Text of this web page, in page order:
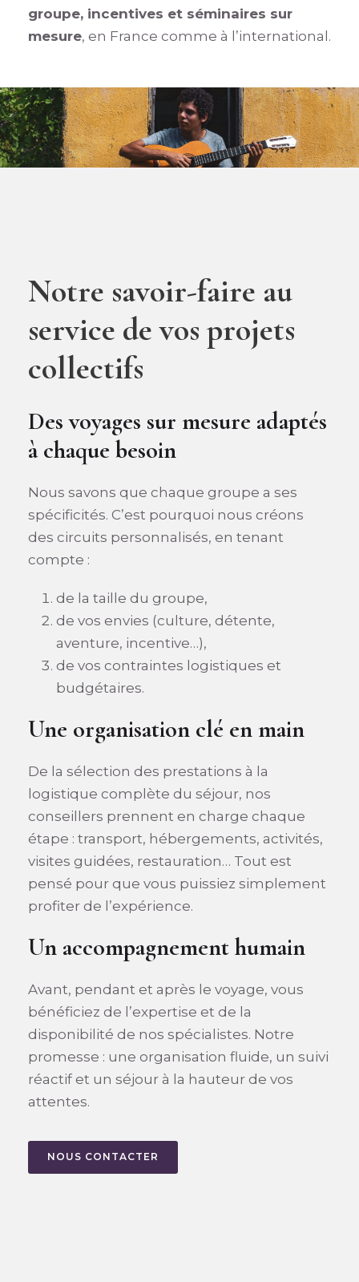
groupe, incentives et séminaires sur
mesure, en France comme à l’international.
Notre savoir-faire au
service de vos projets
collectifs
Des voyages sur mesure adaptés
à chaque besoin
Nous savons que chaque groupe a ses
spécificités. C’est pourquoi nous créons
des circuits personnalisés, en tenant
compte :
de la taille du groupe,
de vos envies (culture, détente,
aventure, incentive…),
de vos contraintes logistiques et
budgétaires.
Une organisation clé en main
De la sélection des prestations à la
logistique complète du séjour, nos
conseillers prennent en charge chaque
étape : transport, hébergements, activités,
visites guidées, restauration… Tout est
pensé pour que vous puissiez simplement
profiter de l’expérience.
Un accompagnement humain
Avant, pendant et après le voyage, vous
bénéficiez de l’expertise et de la
disponibilité de nos spécialistes. Notre
promesse : une organisation fluide, un suivi
réactif et un séjour à la hauteur de vos
attentes.
NOUS CONTACTER